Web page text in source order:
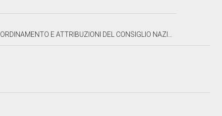
DEL CONSIGLIO NAZIONALE DELL'ECONOMIA E DEL LAVORO